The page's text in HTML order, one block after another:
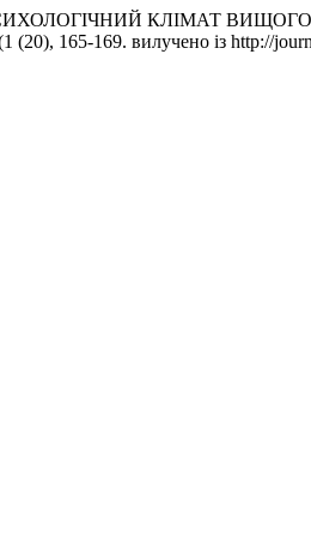
КЛІМАТ
(20), 165-169. вилучено із http://